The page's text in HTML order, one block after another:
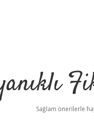
Sağlam önerilerle